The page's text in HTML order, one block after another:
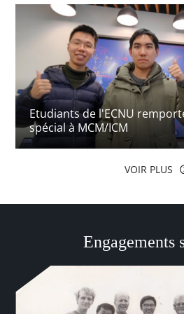
Etudiants de l'ECNU
spécial à MCM/ICM
VOIR PLUS
Engagements